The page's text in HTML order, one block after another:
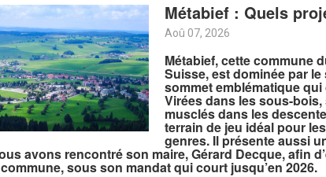
Métabief : Quels
Aoû 07, 2026
Métabief, cette commune
Suisse, est dominée par le
sommet emblématique qui
Virées dans les sous-
musclés dans les
terrain de jeu idéal pour
genres. Il présente aussi
avons rencontré son maire, Gérard Decque, afin
sous son mandat qui court jusqu’en 2026.